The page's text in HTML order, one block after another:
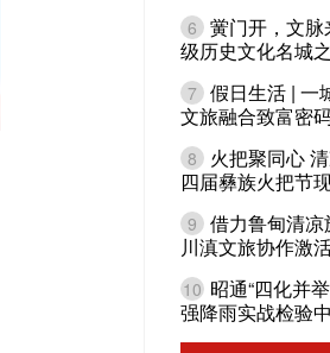
6 黉门开，文
级历史文化名城
7 假日生活 | 一
文旅融合致富密
8
火把聚同心
四届彝族火把节
9 借力鲁甸清
川滇文旅协作激
10 昭通“四化并
强降雨实战检验